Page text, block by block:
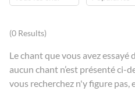
(0 Results)
Le chant que vous avez essayé
aucun chant n’est présenté ci-
vous recherchez n'y figure pas,